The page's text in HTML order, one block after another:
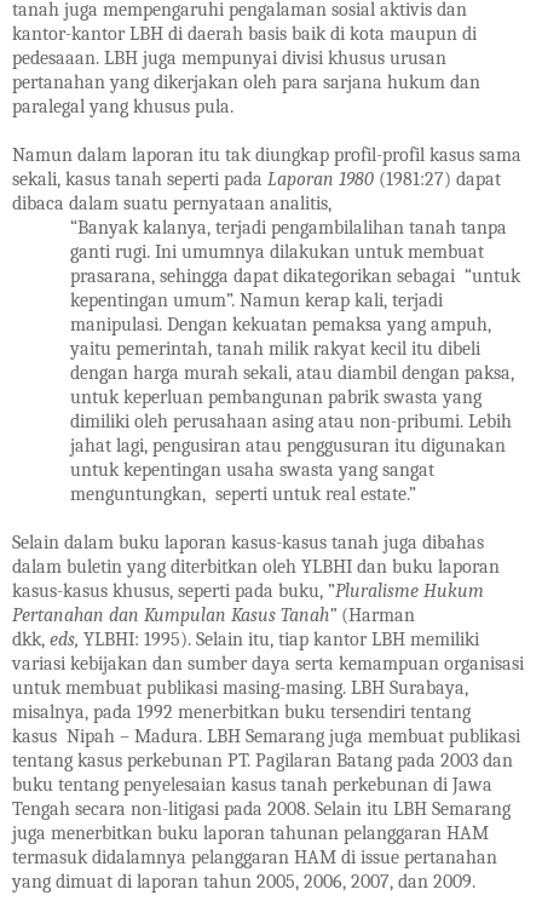
tanah juga mempengaruhi pengalaman sosial aktivis dan
kantor-kantor LBH di daerah basis baik di kota maupun di
pedesaaan. LBH juga mempunyai divisi khusus urusan
pertanahan yang dikerjakan oleh para sarjana hukum dan
paralegal yang khusus pula.
Namun dalam laporan itu tak diungkap profil-profil kasus sama
sekali, kasus tanah seperti pada Laporan 1980 (1981:27) dapat
dibaca dalam suatu pernyataan analitis,
“Banyak kalanya, terjadi pengambilalihan tanah tanpa
ganti rugi. Ini umumnya dilakukan untuk membuat
prasarana, sehingga dapat dikategorikan sebagai “untuk
kepentingan umum”. Namun kerap kali, terjadi
manipulasi. Dengan kekuatan pemaksa yang ampuh,
yaitu pemerintah, tanah milik rakyat kecil itu dibeli
dengan harga murah sekali, atau diambil dengan paksa,
untuk keperluan pembangunan pabrik swasta yang
dimiliki oleh perusahaan asing atau non-pribumi. Lebih
jahat lagi, pengusiran atau penggusuran itu digunakan
untuk kepentingan usaha swasta yang sangat
menguntungkan, seperti untuk real estate.”
Selain dalam buku laporan kasus-kasus tanah juga dibahas
dalam buletin yang diterbitkan oleh YLBHI dan buku laporan
kasus-kasus khusus, seperti pada buku, ”Pluralisme Hukum
Pertanahan dan Kumpulan Kasus Tanah” (Harman
dkk, eds, YLBHI: 1995). Selain itu, tiap kantor LBH memiliki
variasi kebijakan dan sumber daya serta kemampuan organisasi
untuk membuat publikasi masing-masing. LBH Surabaya,
misalnya, pada 1992 menerbitkan buku tersendiri tentang
kasus Nipah – Madura. LBH Semarang juga membuat publikasi
tentang kasus perkebunan PT. Pagilaran Batang pada 2003 dan
buku tentang penyelesaian kasus tanah perkebunan di Jawa
Tengah secara non-litigasi pada 2008. Selain itu LBH Semarang
juga menerbitkan buku laporan tahunan pelanggaran HAM
termasuk didalamnya pelanggaran HAM di issue pertanahan
yang dimuat di laporan tahun 2005, 2006, 2007, dan 2009.